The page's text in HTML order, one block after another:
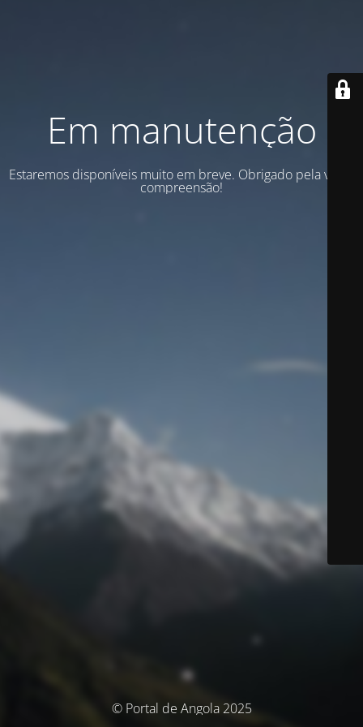
Em manutenção
Estaremos disponíveis muito em breve. Obrigado pela vossa
compreensão!
© Portal de Angola 2025